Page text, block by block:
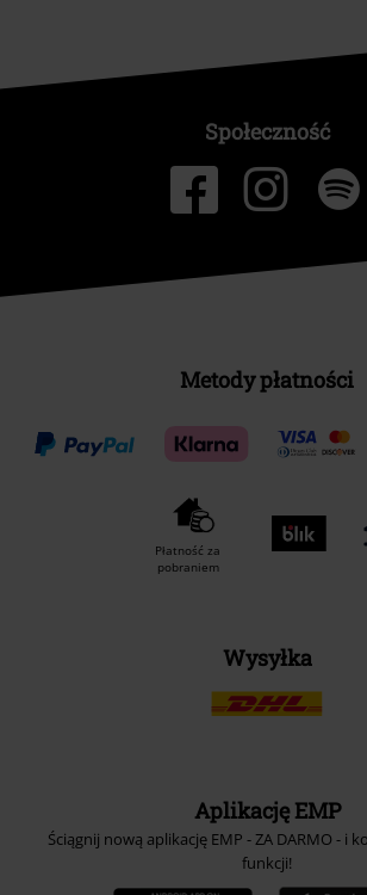
Społeczność
Metody płatności
Płatność za
pobraniem
Wysyłka
Aplikację EMP
Ściągnij nową aplikację EMP - ZA DARMO - i
funkcji!